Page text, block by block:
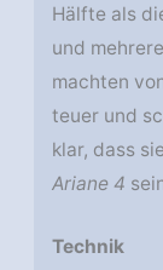
Hälfte als
und
machten
teuer und
klar, dass
Ariane 4
Technik